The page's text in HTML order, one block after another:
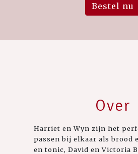
Bestel nu
Over
Harriet en Wyn zijn het
passen bij elkaar als brood
en tonic, David en Victoria